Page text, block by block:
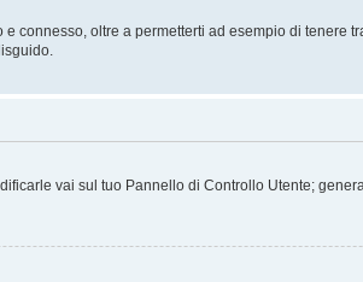
connesso, oltre a permetterti ad esempio di tenere
vai sul tuo Pannello di Controllo Utente;